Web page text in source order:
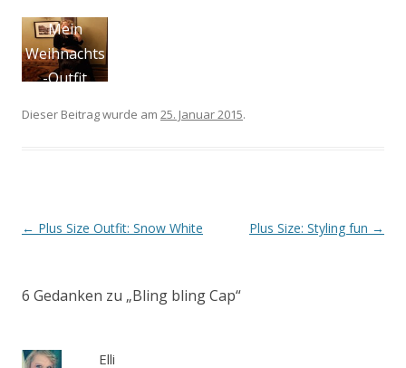
Plus Size
Sheego
Dieser Beitrag wurde am 25. Januar 2015.
Artikel-Navigation
← Plus Size Outfit: Snow White Plus Size: Styling fun →
6 Gedanken zu „Bling bling Cap“
Elli